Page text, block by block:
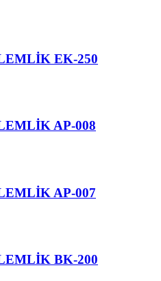
EK-250
AP-008
AP-007
BK-200